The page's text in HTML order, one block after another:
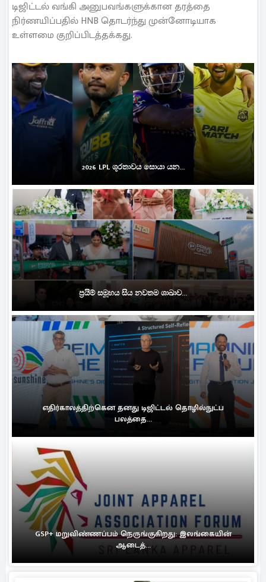
டிஜிட்டல் வங்கி அனுபவங்களுக்கான தரத்தை
நிர்ணயிப்பதில் HNB தொடர்ந்து முன்னோடியாக
உள்ளமை குறிப்பிடத்தக்கது.
2026 LPL ශූරතාවය සොයා යන...
ප්‍රයිම් සමූහය සිය නවතම ශාඛාව...
எதிர்காலத்திற்கென தனது டிஜிட்டல் தொழில்நுட்ப
பலத்தை...
GSP+ மறுவிண்ணப்பம் நெருங்குகிறது: இலங்கையின்
ஆடைத்...